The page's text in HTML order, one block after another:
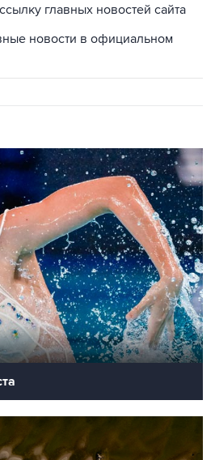
главных новостей сайта
новости в официальном